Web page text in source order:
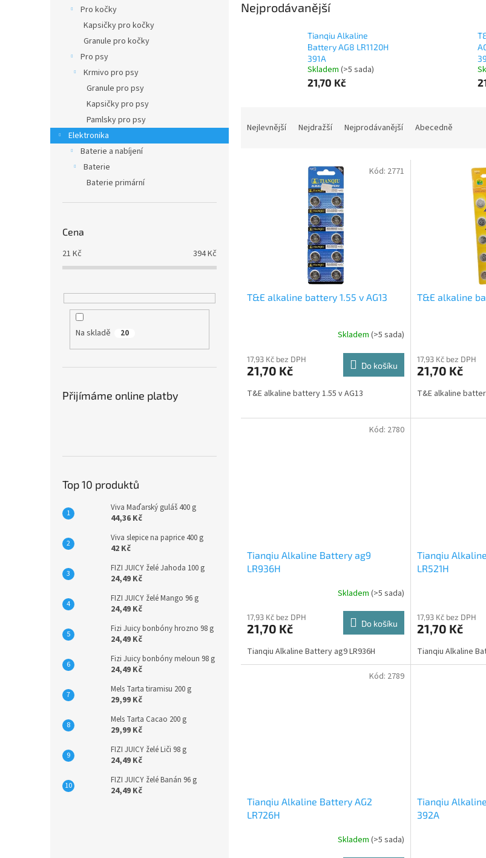
Pro kočky
Kapsičky pro kočky
Granule pro kočky
Pro psy
Krmivo pro psy
Granule pro psy
Kapsičky pro psy
Pamlsky pro psy
Elektronika
Baterie a nabíjení
Baterie
Baterie primární
Cena
21 Kč 394Kč
Na skladě 20
Přijímáme online platby
Top 10 produktů
Viva Maďarský guláš 400 g
44,36 Kč
Viva slepice na paprice 400 g
42 Kč
FIZI JUICY želé Jahoda 100 g
24,49 Kč
FIZI JUICY želé Mango 96 g
24,49 Kč
Fizi Juicy bonbóny hrozno 98 g
24,49 Kč
Fizi Juicy bonbóny meloun 98 g
24,49 Kč
Mels Tarta tiramisu 200 g
29,99 Kč
Mels Tarta Cacao 200 g
29,99 Kč
FIZI JUICY želé Liči 98 g
24,49 Kč
FIZI JUICY želé Banán 96 g
24,49 Kč
Nejprodávanější
Tianqiu Alkaline
Battery AG8 LR1120H
391A
Skladem (>5 sada)
21,70 Kč
Nejlevnější Nejdražší Nejprodávanější Abecedně
T&E alkaline battery 1.55 v AG13
Skladem (>5 sada)
17,93 Kč bez DPH
21,70 Kč Do košíku
T&E alkaline battery 1.55 v AG13
Kód: 2771
T&E alkaline
17,93 Kč bez DPH
21,70 Kč
T&E alkaline
Tianqiu Alkaline Battery ag9
LR936H
Skladem (>5 sada)
17,93 Kč bez DPH
21,70 Kč Do košíku
Tianqiu Alkaline Battery ag9 LR936H
Kód: 2780
Tianqiu
LR521H
17,93 Kč bez DPH
21,70 Kč
Tianqiu Alkaline
Tianqiu Alkaline Battery AG2
LR726H
Skladem (>5 sada)
Kód: 2789
Tianqiu
392A